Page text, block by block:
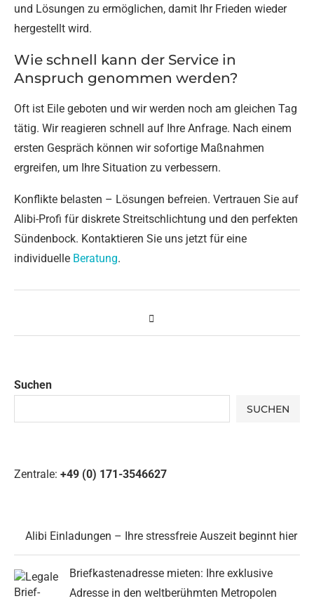
und Lösungen zu ermöglichen, damit Ihr Frieden wieder
hergestellt wird.
Wie schnell kann der Service in
Anspruch genommen werden?
Oft ist Eile geboten und wir werden noch am gleichen Tag
tätig. Wir reagieren schnell auf Ihre Anfrage. Nach einem
ersten Gespräch können wir sofortige Maßnahmen
ergreifen, um Ihre Situation zu verbessern.
Konflikte belasten – Lösungen befreien. Vertrauen Sie auf
Alibi-Profi für diskrete Streitschlichtung und den perfekten
Sündenbock. Kontaktieren Sie uns jetzt für eine
individuelle Beratung.
Suchen
SUCHEN
Zentrale: +49 (0) 171-3546627
Alibi Einladungen – Ihre stressfreie Auszeit beginnt hier
Briefkastenadresse mieten: Ihre exklusive
Adresse in den weltberühmten Metropolen